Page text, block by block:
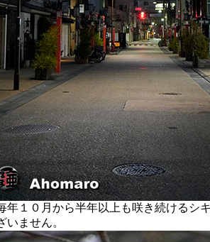
１０月から半年以上も咲き続けるシ
いません。